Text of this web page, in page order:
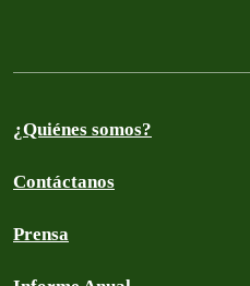
¿Quiénes somos?
Contáctanos
Prensa